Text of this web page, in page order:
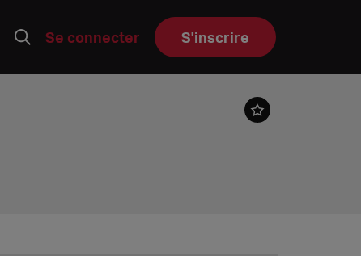
Se connecter S'inscrire